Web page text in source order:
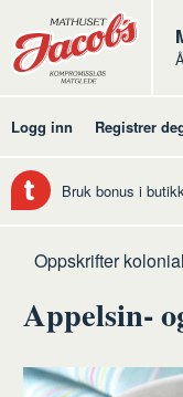
Butikker
Logg inn Registrer
Bruk bonus i
Hjem
Kolonialen
Oppskrifter
Appelsin-